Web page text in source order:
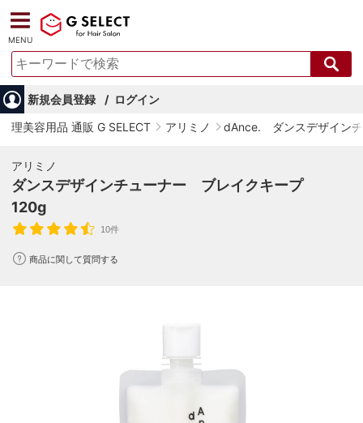
MENU
新規会員登録
ログイン
理美容用品 通販 G SELECT
アリミノ dAnce. ダンスデザイン
アリミノ
ダンスデザインチューナー ブレイクキープ
120g
10件
商品に関して質問する